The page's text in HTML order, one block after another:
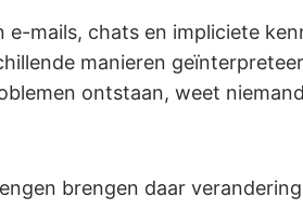
e-mails, chats en impliciete
manieren
ontstaan, weet
brengen daar